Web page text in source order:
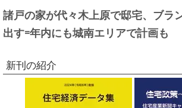
諸戸の家が代々木上原で邸宅、ブラ
出す=年内にも城南エリアで計画も
新刊の紹介